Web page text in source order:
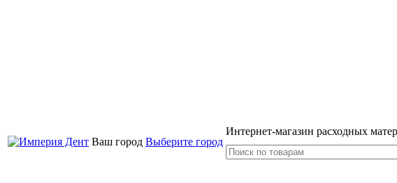
Ваш город Выберите город
Интернет-магазин расходных